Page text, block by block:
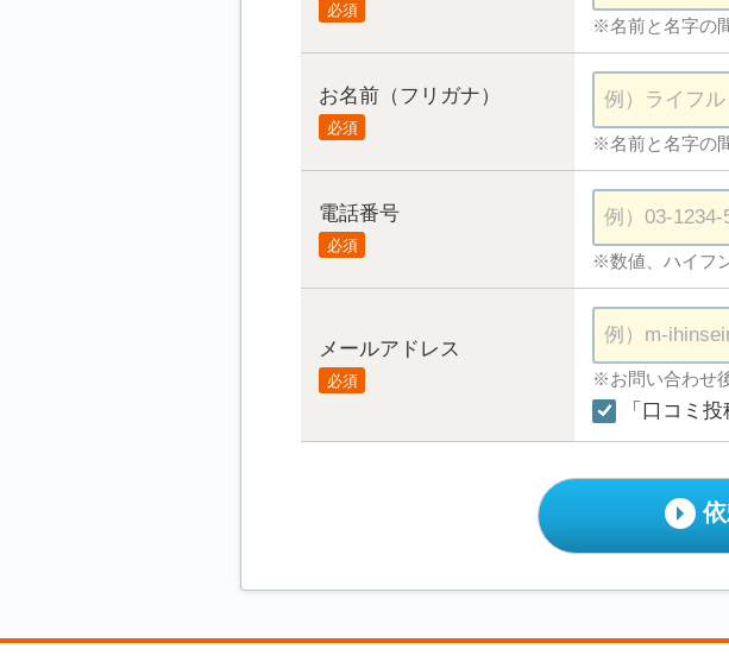
必須
※名前と名字の
お名前（フリガナ）
必須
※名前と名字の
電話番号
必須
※数値、ハイフ
メールアドレス
必須 ※お問い合わせ
「口コミ